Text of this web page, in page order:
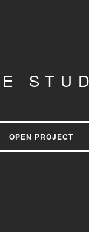
OPEN PROJECT